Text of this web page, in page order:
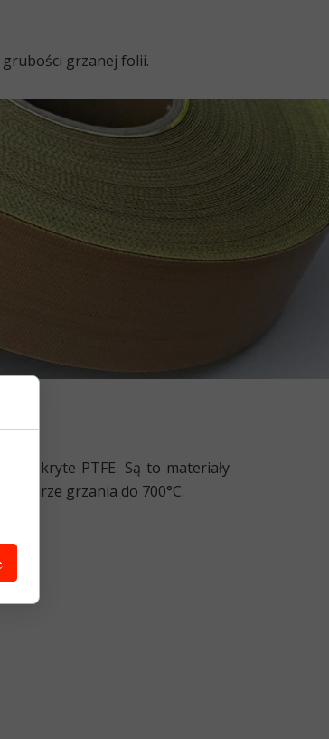
pokryte PTFE. Są to materiały
grzania do 700°C.
grzanej folii.